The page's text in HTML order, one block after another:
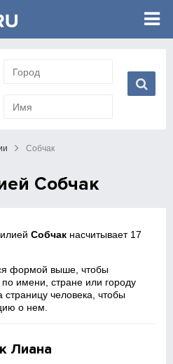
Собчак
Собчак
Собчак насчитывает 17
формой выше, чтобы
по имени, стране или городу
человека, чтобы
о нем.
Лиана